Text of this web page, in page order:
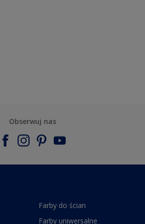
Obserwuj nas
Farby do ścian
Farby uniwersalne